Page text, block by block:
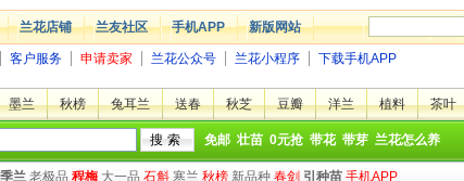
兰花店铺 兰友社区 手机APP 新版网站
客户服务 申请卖家 兰花公众号 兰花小程序 下载手机APP
墨兰 秋榜 兔耳兰 送春 秋芝 豆瓣 洋兰 植料 茶叶
免邮 壮苗 0元抢 带花 带芽 兰花怎么养
兰 老极品 程梅 大一品 石斛 寒兰 秋榜 新品种 春剑 引种苗 手机APP